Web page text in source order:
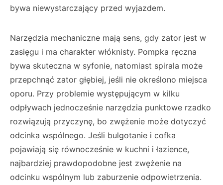
bywa niewystarczający przed wyjazdem.
Narzędzia mechaniczne mają sens, gdy zator jest w
zasięgu i ma charakter włóknisty. Pompka ręczna
bywa skuteczna w syfonie, natomiast spirala może
przepchnąć zator głębiej, jeśli nie określono miejsca
oporu. Przy problemie występującym w kilku
odpływach jednocześnie narzędzia punktowe rzadko
rozwiązują przyczynę, bo zwężenie może dotyczyć
odcinka wspólnego. Jeśli bulgotanie i cofka
pojawiają się równocześnie w kuchni i łazience,
najbardziej prawdopodobne jest zwężenie na
odcinku wspólnym lub zaburzenie odpowietrzenia.